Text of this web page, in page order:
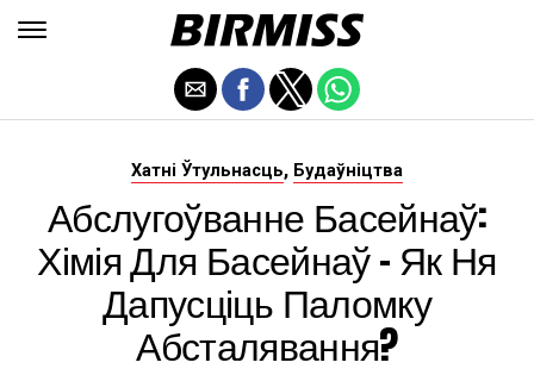
Хатні Ўтульнасць, Будаўніцтва
Абслугоўванне Басейнаў:
Хімія Для Басейнаў - Як Ня
Дапусціць Паломку
Абсталявання?